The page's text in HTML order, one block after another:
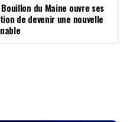
du Maine ouvre ses
de devenir une nouvelle